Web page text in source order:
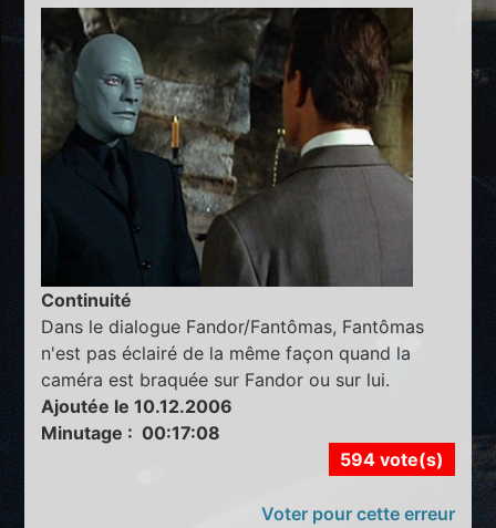
Continuité
Dans le dialogue Fandor/Fantômas, Fantômas
n'est pas éclairé de la même façon quand la
caméra est braquée sur Fandor ou sur lui.
Ajoutée le 10.12.2006
Minutage : 00:17:08
594 vote(s)
Voter pour cette erreur